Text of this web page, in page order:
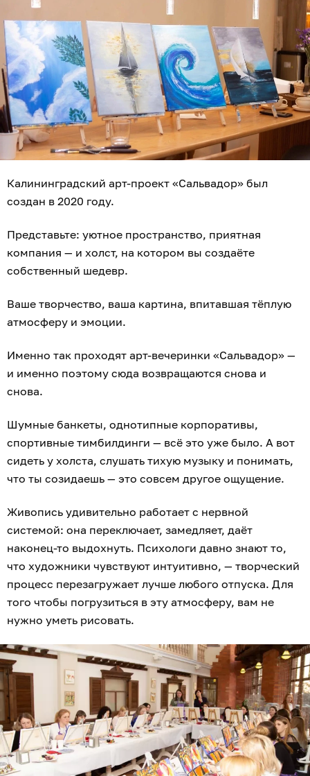
Калининградский арт-проект «Сальвадор» был
создан в 2020 году.
Представьте: уютное пространство, приятная
компания — и холст, на котором вы создаёте
собственный шедевр.
Ваше творчество, ваша картина, впитавшая тёплую
атмосферу и эмоции.
Именно так проходят арт-вечеринки «Сальвадор» —
и именно поэтому сюда возвращаются снова и
снова.
Шумные банкеты, однотипные корпоративы,
спортивные тимбилдинги — всё это уже было. А вот
сидеть у холста, слушать тихую музыку и понимать,
что ты созидаешь — это совсем другое ощущение.
Живопись удивительно работает с нервной
системой: она переключает, замедляет, даёт
наконец-то выдохнуть. Психологи давно знают то,
что художники чувствуют интуитивно, — творческий
процесс перезагружает лучше любого отпуска. Для
того чтобы погрузиться в эту атмосферу, вам не
нужно уметь рисовать.